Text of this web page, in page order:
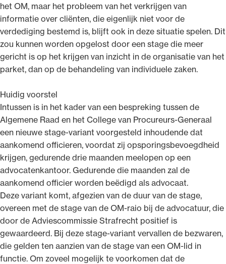
het OM, maar het probleem van het verkrijgen van
informatie over cliënten, die eigenlijk niet voor de
verdediging bestemd is, blijft ook in deze situatie spelen. Dit
zou kunnen worden opgelost door een stage die meer
gericht is op het krijgen van inzicht in de organisatie van het
parket, dan op de behandeling van individuele zaken.
Huidig voorstel
Intussen is in het kader van een bespreking tussen de
Algemene Raad en het College van Procureurs-Generaal
een nieuwe stage-variant voorgesteld inhoudende dat
aankomend officieren, voordat zij opsporingsbevoegdheid
krijgen, gedurende drie maanden meelopen op een
advocatenkantoor. Gedurende die maanden zal de
aankomend officier worden beëdigd als advocaat.
Deze variant komt, afgezien van de duur van de stage,
overeen met de stage van de OM-raio bij de advocatuur, die
door de Adviescommissie Strafrecht positief is
gewaardeerd. Bij deze stage-variant vervallen de bezwaren,
die gelden ten aanzien van de stage van een OM-lid in
functie. Om zoveel mogelijk te voorkomen dat de